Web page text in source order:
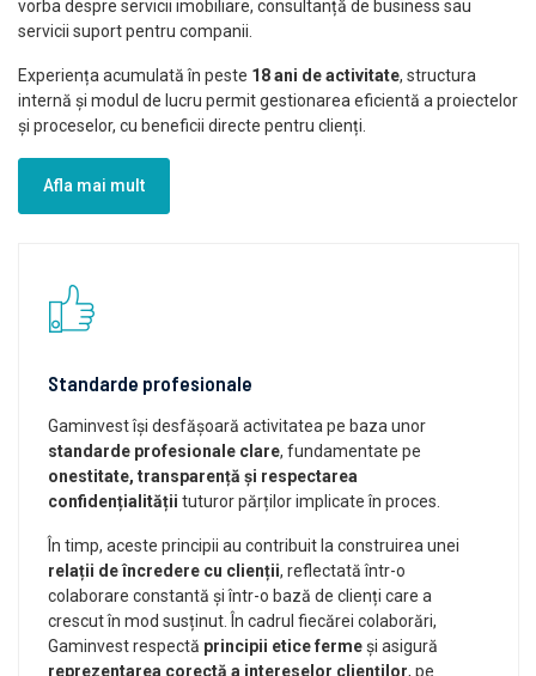
vorba despre servicii imobiliare, consultanță de business sau
servicii suport pentru companii.
Experiența acumulată în peste 18 ani de activitate, structura
internă și modul de lucru permit gestionarea eficientă a proiectelor
și proceselor, cu beneficii directe pentru clienți.
Afla mai mult
Standarde profesionale
Gaminvest își desfășoară activitatea pe baza unor
standarde profesionale clare, fundamentate pe
onestitate, transparență și respectarea
confidențialității tuturor părților implicate în proces.
În timp, aceste principii au contribuit la construirea unei
relații de încredere cu clienții, reflectată într-o
colaborare constantă și într-o bază de clienți care a
crescut în mod susținut. În cadrul fiecărei colaborări,
Gaminvest respectă principii etice fermeși asigură
reprezentarea corectă a intereselor clienților, pe